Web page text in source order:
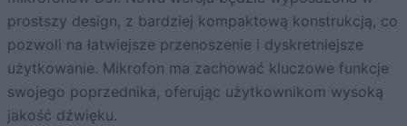
prostszy design, z bardziej kompaktową konstrukcją, co
pozwoli na łatwiejsze przenoszenie i dyskretniejsze
użytkowanie. Mikrofon ma zachować kluczowe funkcje
swojego poprzednika, oferując użytkownikom wysoką
jakość dźwięku.